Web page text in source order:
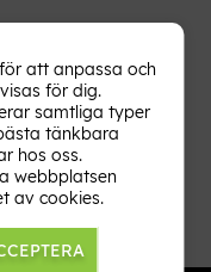
och
Signa upp på
att anpassa och
för dig.
samtliga typer
tänkbara
hos oss.
webbplatsen
av cookies.